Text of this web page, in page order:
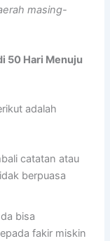
masing-
50 Hari Menuju
adalah
catatan atau
berpuasa
bisa
fakir miskin